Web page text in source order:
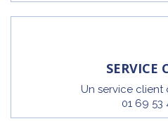
SERVICE
Un service client
01 69 53